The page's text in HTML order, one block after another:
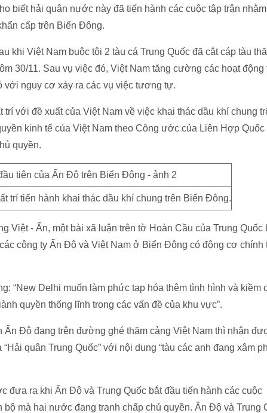
biết hải quân nước này đã tiến hành các cuộc tập trận nhằm
cấp trên Biển Đông.
khi Việt Nam buộc tội 2 tàu cá Trung Quốc đã cắt cáp tàu
30/11. Sau vụ việc đó, Việt Nam tăng cường các hoạt động
với nguy cơ xảy ra các vụ việc tương tự.
với đề xuất của Việt Nam về việc khai thác dầu khí chung
kinh tế của Việt Nam theo Công ước của Liên Hợp Quốc
quyền.
trí tiến hành khai thác dầu khí chung trên Biển Đông.
Việt - Ấn, một bài xã luận trên tờ Hoàn Cầu của Trung Quốc
công ty Ấn Độ và Việt Nam ở Biển Đông có động cơ chính
“New Delhi muốn làm phức tạp hóa thêm tình hình và kiềm
quyền thống lĩnh trong các vấn đề của khu vực”.
Ấn Độ đang trên đường ghé thăm cảng Việt Nam thì nhận
quân Trung Quốc” với nội dung “tàu các anh đang xâm
đưa ra khi Ấn Độ và Trung Quốc bắt đầu tiến hành các cuộc
mà hai nước đang tranh chấp chủ quyền. Ấn Độ và Trung